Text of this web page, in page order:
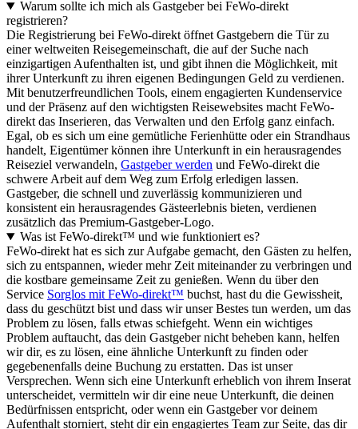
Warum sollte ich mich als Gastgeber bei FeWo-direkt
registrieren?
Die Registrierung bei FeWo-direkt öffnet Gastgebern die Tür zu
einer weltweiten Reisegemeinschaft, die auf der Suche nach
einzigartigen Aufenthalten ist, und gibt ihnen die Möglichkeit, mit
ihrer Unterkunft zu ihren eigenen Bedingungen Geld zu verdienen.
Mit benutzerfreundlichen Tools, einem engagierten Kundenservice
und der Präsenz auf den wichtigsten Reisewebsites macht FeWo-
direkt das Inserieren, das Verwalten und den Erfolg ganz einfach.
Egal, ob es sich um eine gemütliche Ferienhütte oder ein Strandhaus
handelt, Eigentümer können ihre Unterkunft in ein herausragendes
Reiseziel verwandeln, Gastgeber werden und FeWo-direkt die
schwere Arbeit auf dem Weg zum Erfolg erledigen lassen.
Gastgeber, die schnell und zuverlässig kommunizieren und
konsistent ein herausragendes Gästeerlebnis bieten, verdienen
zusätzlich das Premium-Gastgeber-Logo.
Was ist FeWo-direkt™ und wie funktioniert es?
FeWo-direkt hat es sich zur Aufgabe gemacht, den Gästen zu helfen,
sich zu entspannen, wieder mehr Zeit miteinander zu verbringen und
die kostbare gemeinsame Zeit zu genießen. Wenn du über den
Service Sorglos mit FeWo-direkt™ buchst, hast du die Gewissheit,
dass du geschützt bist und dass wir unser Bestes tun werden, um das
Problem zu lösen, falls etwas schiefgeht. Wenn ein wichtiges
Problem auftaucht, das dein Gastgeber nicht beheben kann, helfen
wir dir, es zu lösen, eine ähnliche Unterkunft zu finden oder
gegebenenfalls deine Buchung zu erstatten. Das ist unser
Versprechen. Wenn sich eine Unterkunft erheblich von ihrem Inserat
unterscheidet, vermitteln wir dir eine neue Unterkunft, die deinen
Bedürfnissen entspricht, oder wenn ein Gastgeber vor deinem
Aufenthalt storniert, steht dir ein engagiertes Team zur Seite, das dir